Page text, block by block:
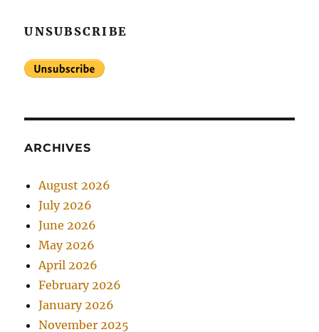
UNSUBSCRIBE
ARCHIVES
August 2026
July 2026
June 2026
May 2026
April 2026
February 2026
January 2026
November 2025